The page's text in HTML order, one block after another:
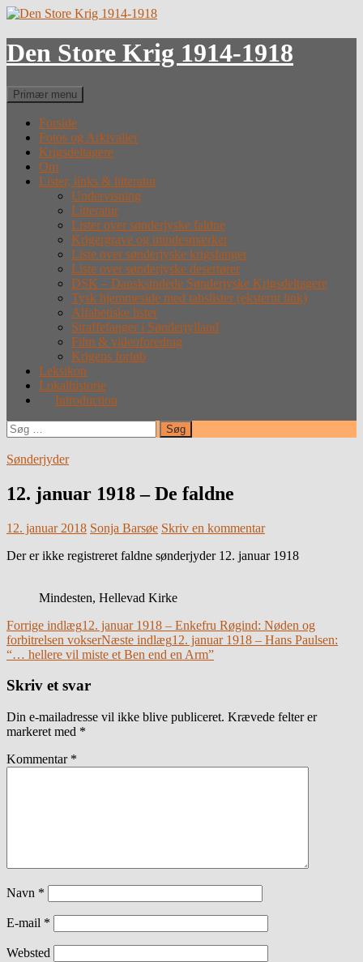
Hop
indhold
Den Store Krig 1914-1918
Søg
Primær menu
Forside
Fotos og Arkivalier
Krigsdeltagere
Om
Lister, links & litteratur
Undervisning
Litteratur
Lister over sønderjyske faldne
Krigergrave og mindesmærker
Liste over sønderjyske krigsfanger
Liste over sønderjyske desertører
DSK – Dansksindede Sønderjyske Krigsdeltagere
Tysk hjemmeside med tabslister (eksternt link)
Alfabetiske lister
Straffefanger i Sønderjylland
Film & videoforedrag
Krigens forløb
Leksikon
Lokalhistorie
Introduction
Søg
efter:
Sønderjyder
12. januar 1918 – De faldne
12. januar 2018 Sonja Barsøe Skriv en kommentar
Der er ikke registreret faldne sønderjyder 12. januar 1918
Mindesten, Hellevad Kirke
Indlægsnavigation
Forrige indlæg12. januar 1918 – Enkefru Røgind: Nøden og
forbitrelsen vokserNæste indlæg12. januar 1918 – Hans Paulsen:
“… hellere vil miste et Ben end en Arm”
Skriv et svar
Din e-mailadresse vil ikke blive publiceret. Krævede felter er
markeret med *
Kommentar *
Navn *
E-mail *
Websted